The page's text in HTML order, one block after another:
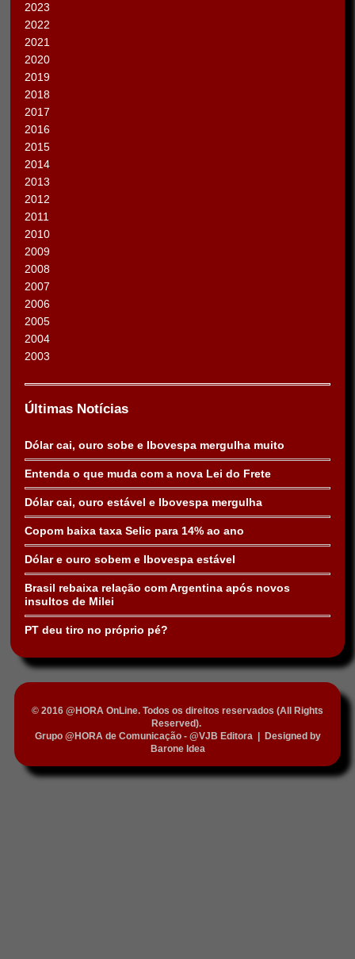
2023
2022
2021
2020
2019
2018
2017
2016
2015
2014
2013
2012
2011
2010
2009
2008
2007
2006
2005
2004
2003
Últimas Notícias
Dólar cai, ouro sobe e Ibovespa mergulha muito
Entenda o que muda com a nova Lei do Frete
Dólar cai, ouro estável e Ibovespa mergulha
Copom baixa taxa Selic para 14% ao ano
Dólar e ouro sobem e Ibovespa estável
Brasil rebaixa relação com Argentina após novos
insultos de Milei
PT deu tiro no próprio pé?
© 2016 @HORA OnLine. Todos os direitos reservados (All Rights
Reserved).
Grupo @HORA de Comunicação - @VJB Editora|
Designed by
Barone Idea